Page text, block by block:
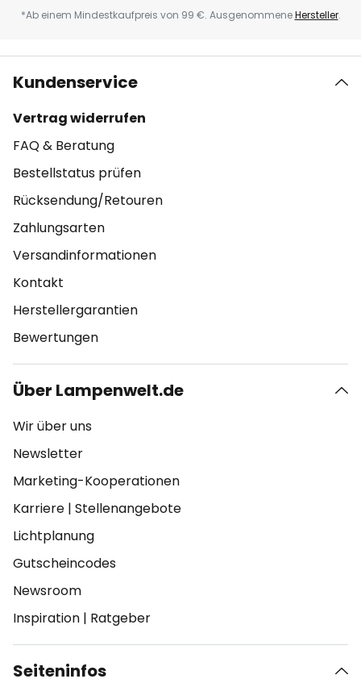
*Ab einem Mindestkaufpreis von 99 €. AusgenommeneHersteller.
Kundenservice
Vertrag widerrufen
FAQ & Beratung
Bestellstatus prüfen
Rücksendung/Retouren
Zahlungsarten
Versandinformationen
Kontakt
Herstellergarantien
Bewertungen
Über Lampenwelt.de
Wir über uns
Newsletter
Marketing-Kooperationen
Karriere | Stellenangebote
Lichtplanung
Gutscheincodes
Newsroom
Inspiration | Ratgeber
Seiteninfos